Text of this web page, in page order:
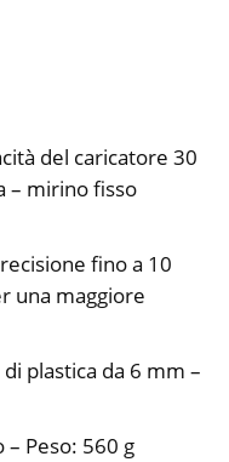
del caricatore 30
– mirino fisso
fino a 10
una maggiore
plastica da 6 mm –
Peso: 560 g